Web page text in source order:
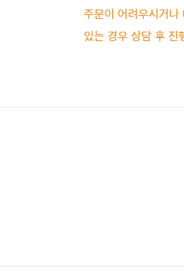
주문이 어려우시거나
있는 경우 상담 후